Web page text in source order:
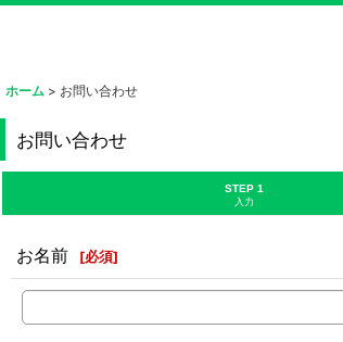
ホーム > お問い合わせ
お問い合わせ
STEP 1
入力
お名前 [必須]